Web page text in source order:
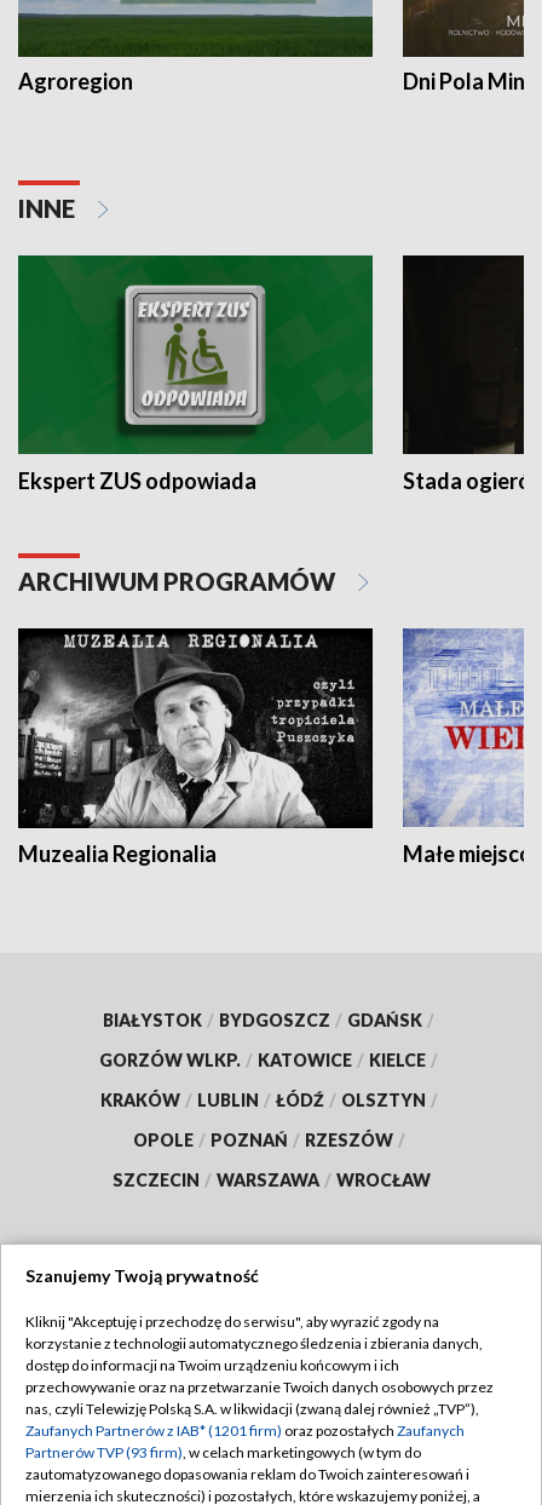
Agroregion Dni Pola
INNE
Ekspert ZUS odpowiada Stada
ARCHIWUM PROGRAMÓW
Muzealia Regionalia Małe
BIAŁYSTOK / BYDGOSZCZ / GDAŃSK /
GORZÓW WLKP. / KATOWICE / KIELCE /
KRAKÓW / LUBLIN / ŁÓDŹ / OLSZTYN /
OPOLE / POZNAŃ / RZESZÓW /
SZCZECIN / WARSZAWA / WROCŁAW
TVP
Abonament TVP
Emisja w TVP
Centrum informacji TVP
Regulamin TVP
Polityka prywatności
Moje zgody
Szanujemy Twoją prywatność
Kliknij "Akceptuję i przechodzę do serwisu", aby wyrazić zgody na
korzystanie z technologii automatycznego śledzenia i zbierania danych,
dostęp do informacji na Twoim urządzeniu końcowym i ich
przechowywanie oraz na przetwarzanie Twoich danych osobowych przez
nas, czyli Telewizję Polską S.A. w likwidacji (zwaną dalej również „TVP”),
Zaufanych Partnerów z IAB* (1201 firm) oraz pozostałych Zaufanych
Partnerów TVP (93 firm), w celach marketingowych (w tym do
zautomatyzowanego dopasowania reklam do Twoich zainteresowań i
mierzenia ich skuteczności) i pozostałych, które wskazujemy poniżej, a